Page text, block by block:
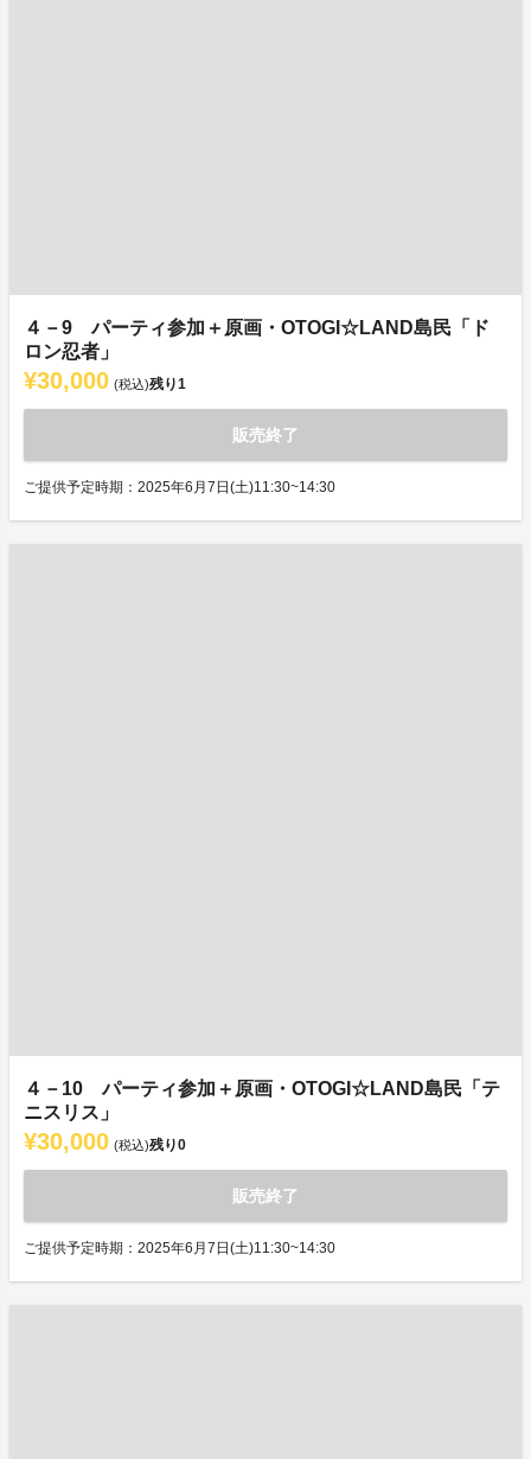
４－9 パーティ参加＋原画・OTOGI☆LAND島民「ド
ロン忍者」
¥30,000 (税込)残り1
販売終了
ご提供予定時期：2025年6月7日(土)11:30~14:30
４－10 パーティ参加＋原画・OTOGI☆LAND島民「テ
ニスリス」
¥30,000 (税込)残り0
販売終了
ご提供予定時期：2025年6月7日(土)11:30~14:30